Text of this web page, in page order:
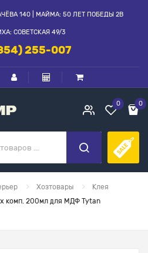
140 | МАЙМА: 50 ЛЕТ ПОБЕДЫ 2В
СОВЕТСКАЯ 49/3
255-007
0 0
Хозтовары
Клея
комп. 200мл для МДФ Tytan